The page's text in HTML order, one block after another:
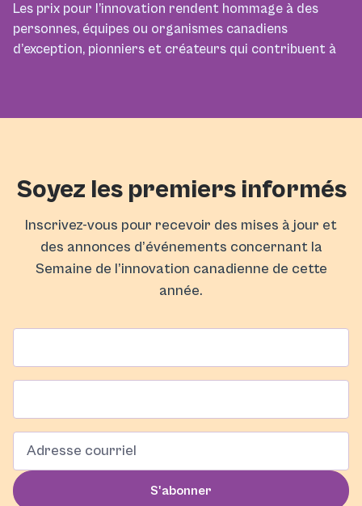
Les prix pour l’innovation rendent hommage à des
personnes, équipes ou organismes canadiens
d’exception, pionniers et créateurs qui contribuent à
Soyez les premiers informés
Inscrivez-vous pour recevoir des mises à jour et
des annonces d’événements concernant la
Semaine de l’innovation canadienne de cette
année.